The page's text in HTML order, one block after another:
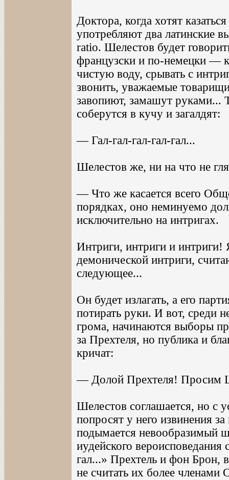
Доктора, когда хотят
употребляют два латинские
ratio. Шелестов будет
французски и по-немецки —
чистую воду, срывать с
звонить, уважаемые
завопиют, замашут руками...
соберутся в кучу и загалдят:
— Гал-гал-гал-гал-гал...
Шелестов же, ни на что не
— Что же касается всего
порядках, оно неминуемо
исключительно на интригах.
Интриги, интриги и интриги!
демонической интриги,
следующее...
Он будет излагать, а его
потирать руки. И вот, среди
грома, начинаются выборы
за Прехтеля, но публика и
кричат:
— Долой Прехтеля! Просим
Шелестов соглашается, но с
попросят у него извинения
подымается невообразимый
иудейского
гал...» Прехтель и фон Брон,
не считать их более